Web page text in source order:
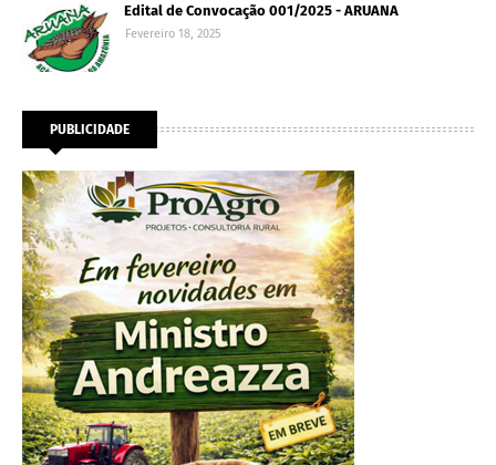
Edital de Convocação 001/2025 - ARUANA
Fevereiro 18, 2025
PUBLICIDADE